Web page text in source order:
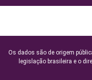
Os dados são de origem
legislação brasileira e o